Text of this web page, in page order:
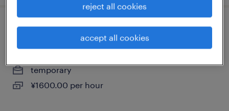
メーカー系の一般事務・oa事務
temporary
¥1600.00 per hour
reject all cookies
accept all cookies